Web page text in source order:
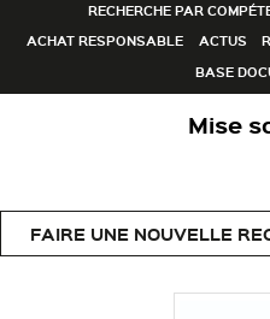
RECHERCHE PAR
ACHAT RESPONSABLE
ACTUS
BASE
Mise
FAIRE UNE NOUVELLE